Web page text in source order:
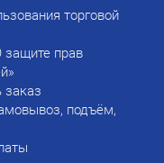
торговой
прав
заказ
подъём,